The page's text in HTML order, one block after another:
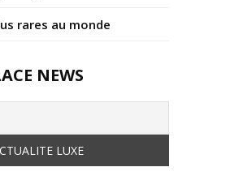
rares au monde
NEWS